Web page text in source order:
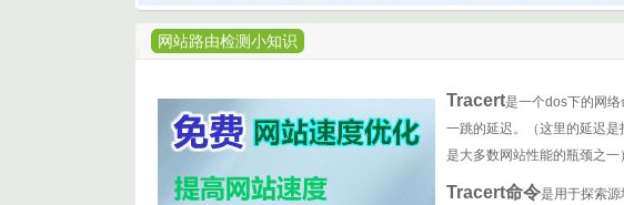
网站路由检测小知识
Tracert是一个dos下的网
一跳的延迟。（这里的延迟
是大多数网站性能的瓶颈之一）
Tracert命令是用于探索